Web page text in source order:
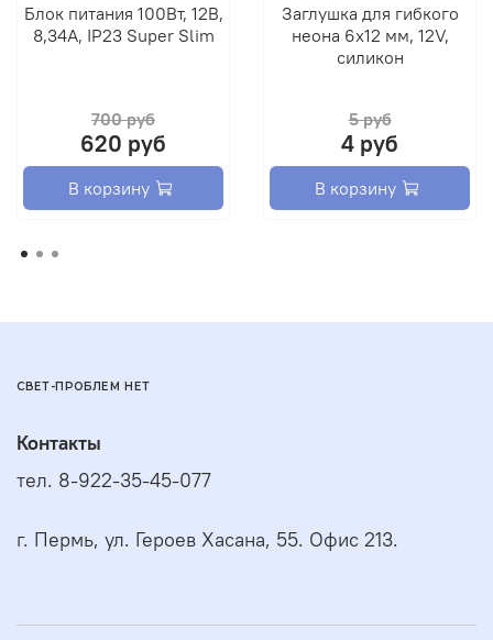
Блок питания 100Вт, 12В,
8,34А, IP23 Super Slim
700 руб
620 руб
В корзину
Заглушка для гибкого
неона 6х12 мм, 12V,
силикон
5 руб
4 руб
В корзину
СВЕТ-ПРОБЛЕМ НЕТ
Контакты
тел. 8-922-35-45-077
г. Пермь, ул. Героев Хасана, 55. Офис 213.